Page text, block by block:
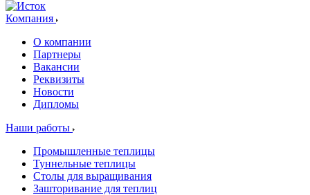
Компания
О компании
Партнеры
Вакансии
Реквизиты
Новости
Дипломы
Наши работы
Промышленные теплицы
Туннельные теплицы
Столы для выращивания
Зашторивание для теплиц